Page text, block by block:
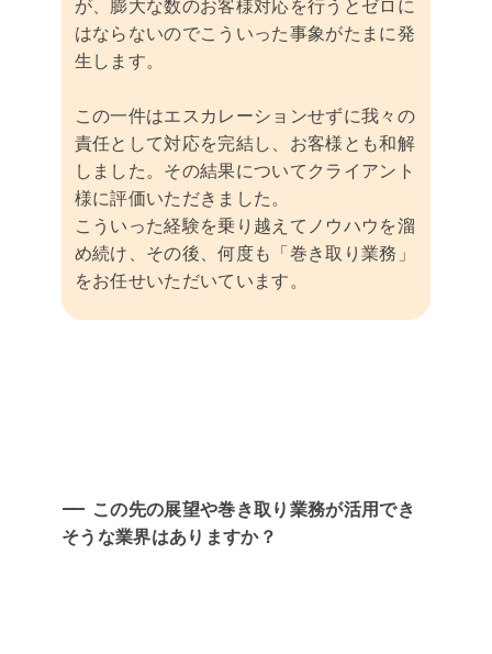
が、膨大な数のお客様対応を行うとゼロに
はならないのでこういった事象がたまに発
生します。
この一件はエスカレーションせずに我々の
責任として対応を完結し、お客様とも和解
しました。その結果についてクライアント
様に評価いただきました。
こういった経験を乗り越えてノウハウを溜
め続け、その後、何度も「巻き取り業務」
をお任せいただいています。
この先の展望や巻き取り業務が活用でき
そうな業界はありますか？